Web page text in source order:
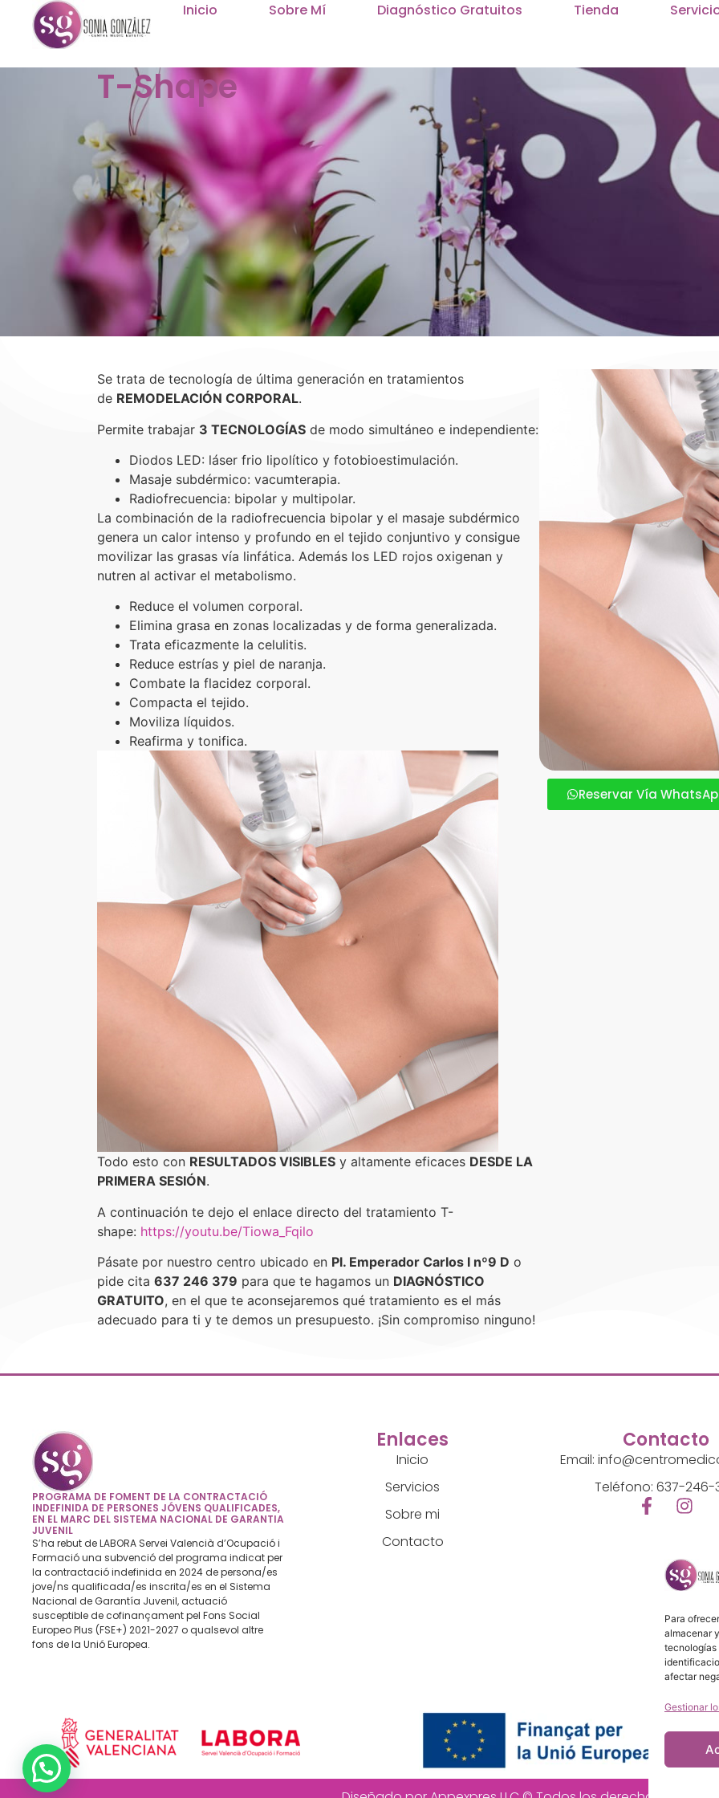
Para
almacenar
tecnologías
afectar
Gestionar
Inicio Sobre Mí Diagnóstico Gratuitos Tienda
T-Shape
Se trata de tecnología de última generación en tratamientos
de REMODELACIÓN CORPORAL.
Permite trabajar 3 TECNOLOGÍASde modo simultáneo e independiente:
Diodos LED: láser frio lipolítico y fotobioestimulación.
Masaje subdérmico: vacumterapia.
Radiofrecuencia: bipolar y multipolar.
La combinación de la radiofrecuencia bipolar y el masaje subdérmico
genera un calor intenso y profundo en el tejido conjuntivo y consigue
movilizar las grasas vía linfática. Además los LED rojos oxigenan y
nutren al activar el metabolismo.
Reduce el volumen corporal.
Elimina grasa en zonas localizadas y de forma generalizada.
Trata eficazmente la celulitis.
Reduce estrías y piel de naranja.
Combate la flacidez corporal.
Compacta el tejido.
Moviliza líquidos.
Reafirma y tonifica.
Todo esto con RESULTADOS VISIBLESy altamente eficaces DESDE LA
PRIMERA SESIÓN.
A continuación te dejo el enlace directo del tratamiento T-
shape: https://youtu.be/Tiowa_Fqilo
Pásate por nuestro centro ubicado en Pl. Emperador Carlos I nº9 D o
pide cita 637 246 379 para que te hagamos un DIAGNÓSTICO
GRATUITO, en el que te aconsejaremos qué tratamiento es el más
adecuado para ti y te demos un presupuesto. ¡Sin compromiso ninguno!
Reservar Vía
PROGRAMA DE FOMENT DE LA CONTRACTACIÓ
INDEFINIDA DE PERSONES JÓVENS QUALIFICADES,
EN EL MARC DEL SISTEMA NACIONAL DE GARANTIA
JUVENIL
S’ha rebut de LABORA Servei Valencià d’Ocupació i
Formació una subvenció del programa indicat per
la contractació indefinida en 2024 de persona/es
jove/ns qualificada/es inscrita/es en el Sistema
Nacional de Garantía Juvenil, actuació
susceptible de cofinançament pel Fons Social
Europeo Plus (FSE+) 2021-2027 o qualsevol altre
fons de la Unió Europea.
Enlaces
Inicio
Servicios
Sobre mi
Contacto
Contacto
Email:
Teléfono: 637-246-